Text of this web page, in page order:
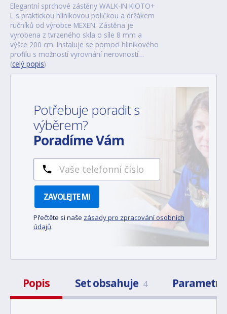
Elegantní sprchové zástěny WALK-IN KIOTO+
L s praktickou hliníkovou poličkou a držákem
ručníků od výrobce MEXEN. Zástěna je
vyrobena z tvrzeného skla o síle 8 mm a
výšce 200 cm. Instaluje se pomocí hliníkového
profilu s možností vyrovnání nerovností…
(celý popis)
Potřebuje poradit s
výběrem?
Poradíme Vám
ZAVOLEJTE MI
Přečtěte si naše zásady pro zpracování osobních
údajů.
Popis Set obsahuje 4 Parametry